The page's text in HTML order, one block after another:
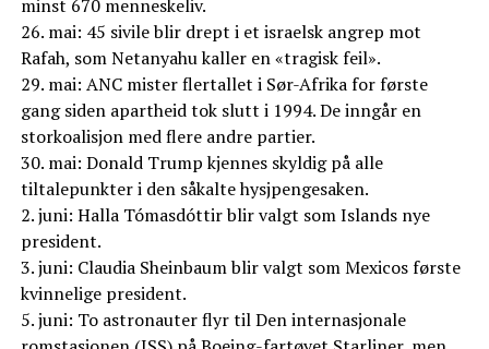
minst 670 menneskeliv.
26. mai: 45 sivile blir drept i et israelsk angrep mot
Rafah, som Netanyahu kaller en «tragisk feil».
29. mai: ANC mister flertallet i Sør-Afrika for første
gang siden apartheid tok slutt i 1994. De inngår en
storkoalisjon med flere andre partier.
30. mai: Donald Trump kjennes skyldig på alle
tiltalepunkter i den såkalte hysjpengesaken.
2. juni: Halla Tómasdóttir blir valgt som Islands nye
president.
3. juni: Claudia Sheinbaum blir valgt som Mexicos første
kvinnelige president.
5. juni: To astronauter flyr til Den internasjonale